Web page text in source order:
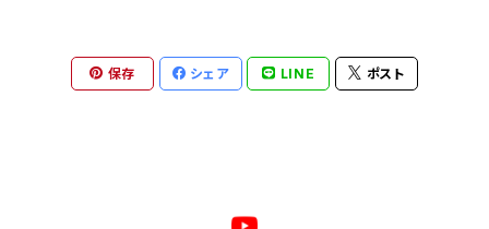
iPhone 11 Pro MAX
ジクレプリント
保存 シェア LINE ポスト